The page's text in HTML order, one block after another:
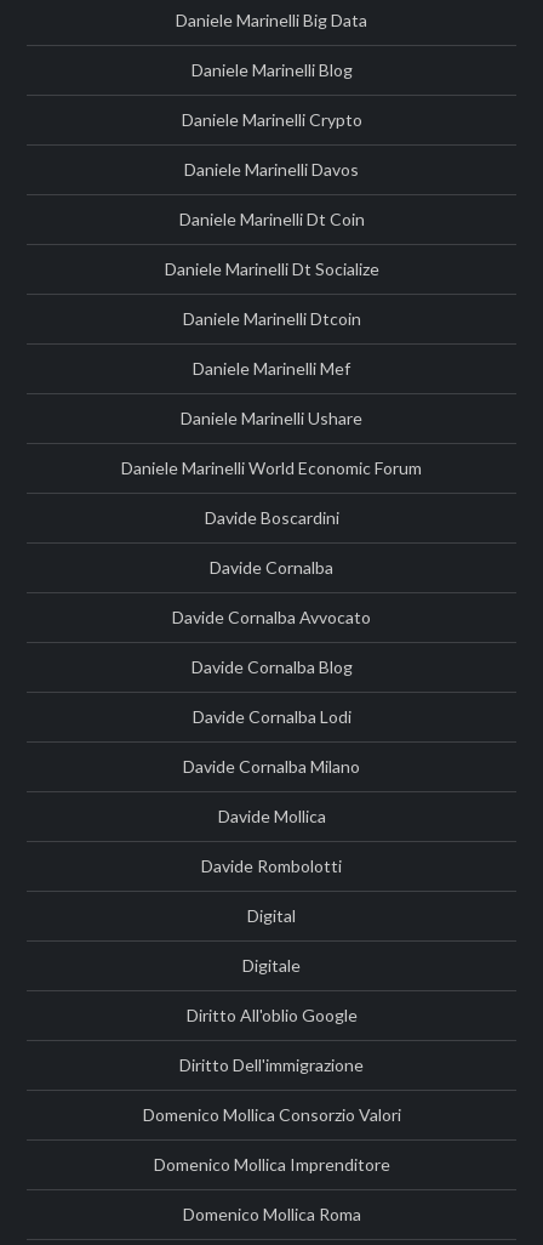
Daniele Marinelli Big Data
Daniele Marinelli Blog
Daniele Marinelli Crypto
Daniele Marinelli Davos
Daniele Marinelli Dt Coin
Daniele Marinelli Dt Socialize
Daniele Marinelli Dtcoin
Daniele Marinelli Mef
Daniele Marinelli Ushare
Daniele Marinelli World Economic Forum
Davide Boscardini
Davide Cornalba
Davide Cornalba Avvocato
Davide Cornalba Blog
Davide Cornalba Lodi
Davide Cornalba Milano
Davide Mollica
Davide Rombolotti
Digital
Digitale
Diritto All'oblio Google
Diritto Dell'immigrazione
Domenico Mollica Consorzio Valori
Domenico Mollica Imprenditore
Domenico Mollica Roma